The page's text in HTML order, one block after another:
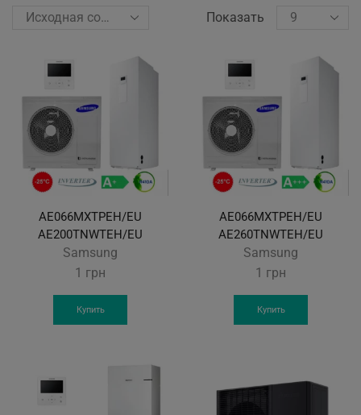
Показать
AE066MXTPEH/EU
AE200TNWTEH/EU
Samsung
1 грн
Купить
AE066MXTPEH/EU
AE260TNWTEH/EU
Samsung
1 грн
Купить